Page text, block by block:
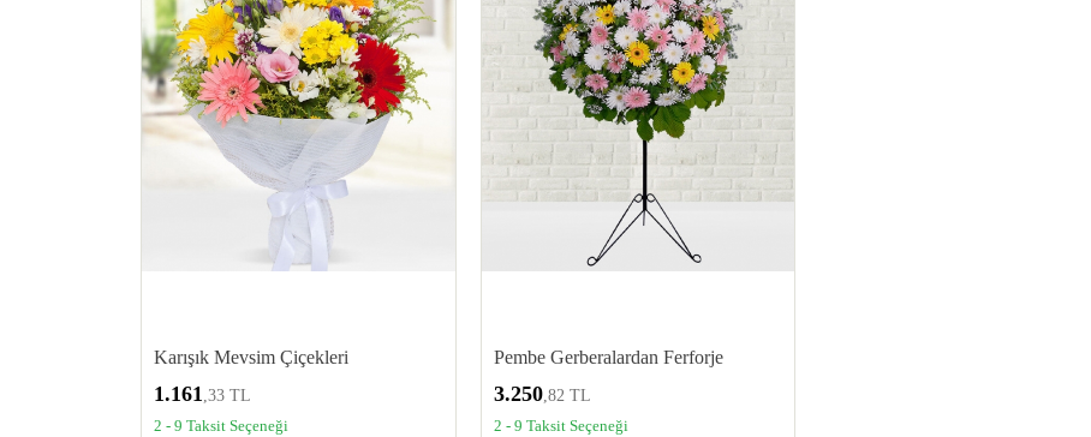
Karışık Mevsim Çiçekleri
1.161,33 TL
2 - 9 Taksit Seçeneği
Pembe Gerberalardan Ferforje
3.250,82 TL
2 - 9 Taksit Seçeneği